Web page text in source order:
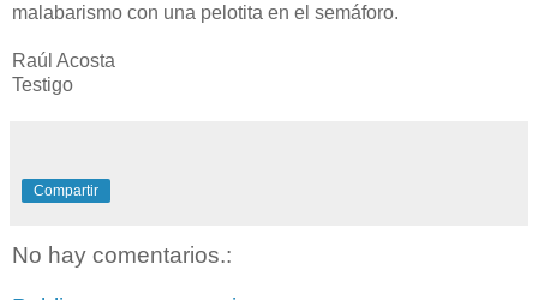
malabarismo con una pelotita en el semáforo.
Raúl Acosta
Testigo
Compartir
No hay comentarios.: